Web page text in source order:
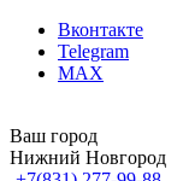
Вконтакте
Telegram
MAX
Ваш город
Нижний Новгород